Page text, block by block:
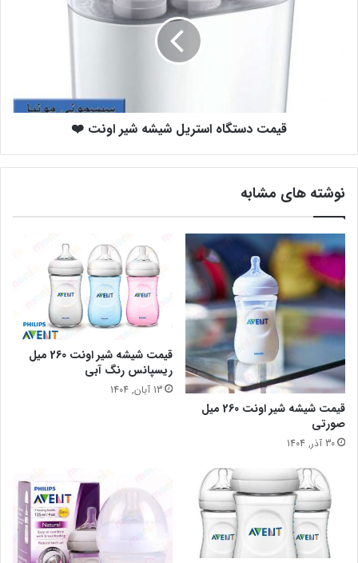
قیمت دستگاه استریل شیشه شیر اونت ❤️
نوشته های مشابه
قیمت شیشه شیر اونت 260 میل
صورتی
30 آذر, 1404
قیمت شیشه شیر اونت 260 میل
ریسپانس رنگ آبی
13 آبان, 1404